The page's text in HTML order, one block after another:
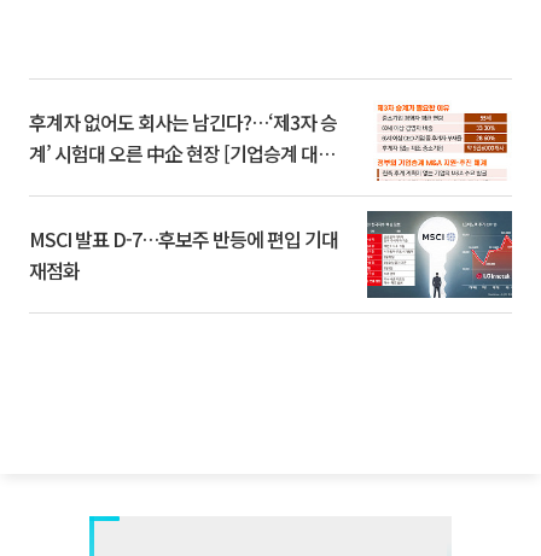
후계자 없어도 회사는 남긴다?…‘제3자 승
계’ 시험대 오른 中企 현장 [기업승계 대전
MSCI 발표 D-7…후보주 반등에 편입 기대
재점화